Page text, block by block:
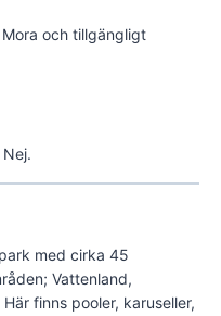
och tillgängligt
med cirka 45
Vattenland,
finns pooler, karuseller,